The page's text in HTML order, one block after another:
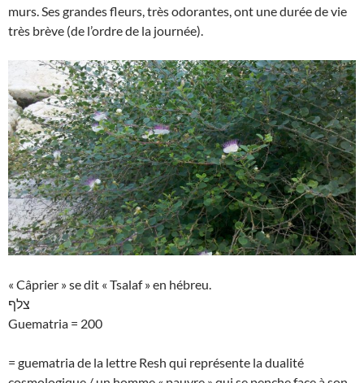
murs. Ses grandes fleurs, très odorantes, ont une durée de vie
très brève (de l’ordre de la journée).
« Câprier » se dit « Tsalaf » en hébreu.
צלף
Guematria = 200
= guematria de la lettre Resh qui représente la dualité